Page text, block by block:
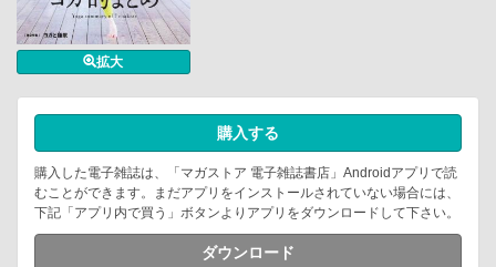
拡大
購入する
購入した電子雑誌は、「マガストア 電子雑誌書店」Androidアプリで読
むことができます。まだアプリをインストールされていない場合には、
下記「アプリ内で買う」ボタンよりアプリをダウンロードして下さい。
ダウンロード